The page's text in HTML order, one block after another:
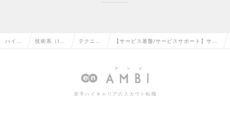
ハイク 技術系（I テクニカ
トの転職
【サービス基盤/サービスサポート】サポ
ス）リーダー～Mgr候補の求人情報
若手ハイキャリアのスカウト転職